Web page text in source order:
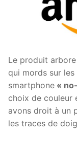
Le produit
qui mords sur
smartphone «
choix de couleur
avons droit à un
les traces de